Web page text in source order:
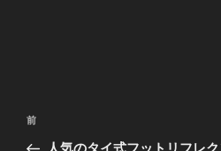
投
前
の
前